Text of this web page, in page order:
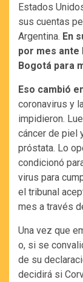
Estados
sus cuentas
Argentina. En
por mes ante
Bogotá para
Eso cambió
coronavirus y
impidieron.
cáncer de piel
próstata. Lo
condicionó
virus para
el tribunal
mes a través
Una vez que
o, si se
de su
decidirá si